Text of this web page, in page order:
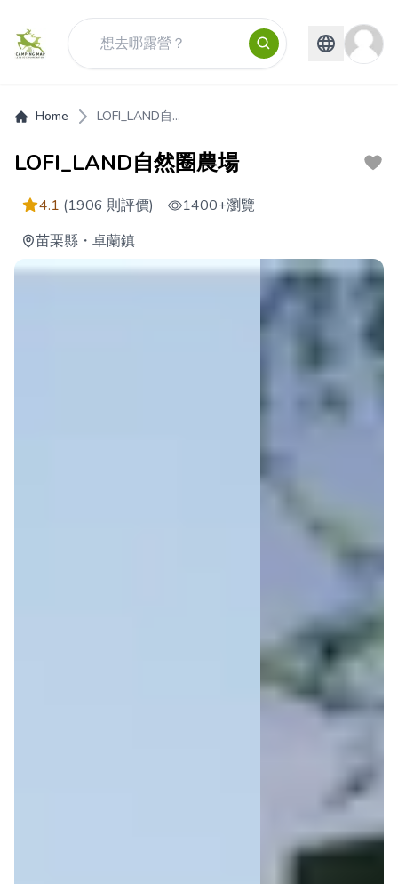
Home LOFI_LAND自...
LOFI_LAND自然圈農場
4.1 (1906 則評價) 1400+瀏覽
苗栗縣 ・ 卓蘭鎮